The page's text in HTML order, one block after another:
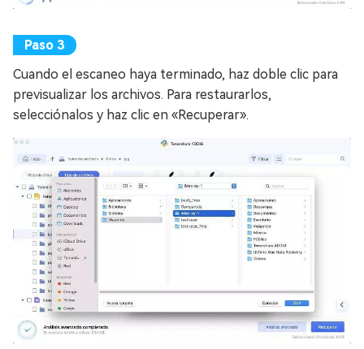
Cuando el escaneo haya terminado, haz doble clic para
previsualizar los archivos. Para restaurarlos,
selecciónalos y haz clic en «Recuperar».